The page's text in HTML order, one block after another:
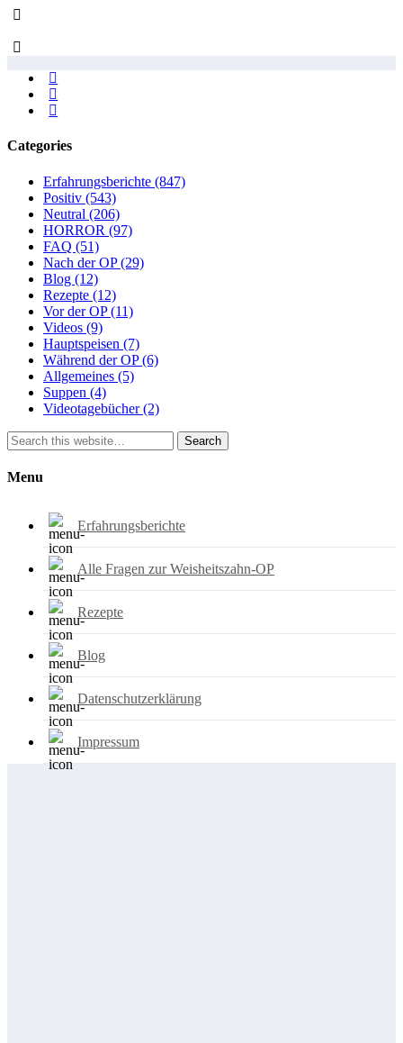
Categories
Erfahrungsberichte (847)
Positiv (543)
Neutral (206)
HORROR (97)
FAQ (51)
Nach der OP(29)
Blog (12)
Rezepte (12)
Vor der OP(11)
Videos (9)
Hauptspeisen (7)
Während der OP(6)
Allgemeines (5)
Suppen (4)
Videotagebücher(2)
Search
Menu
Erfahrungsberichte
Alle Fragen zur Weisheitszahn-OP
Rezepte
Blog
Datenschutzerklärung
Impressum